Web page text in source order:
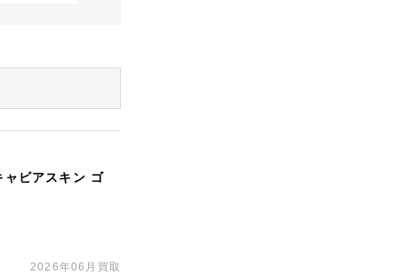
ャビアスキン ゴ
2026年06月買取